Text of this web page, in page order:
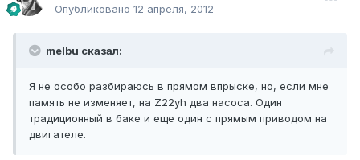
Опубликовано 12 апреля, 2012
melbu сказал:
Я не особо разбираюсь в прямом впрыске, но, если мне
память не изменяет, на Z22yh два насоса. Один
традиционный в баке и еще один с прямым приводом на
двигателе.